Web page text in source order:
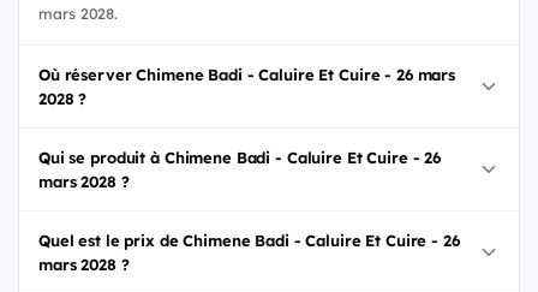
mars 2028.
Où réserver Chimene Badi - Caluire Et Cuire - 26 mars
2028 ?
Qui se produit à Chimene Badi - Caluire Et Cuire - 26
mars 2028 ?
Quel est le prix de Chimene Badi - Caluire Et Cuire - 26
mars 2028 ?